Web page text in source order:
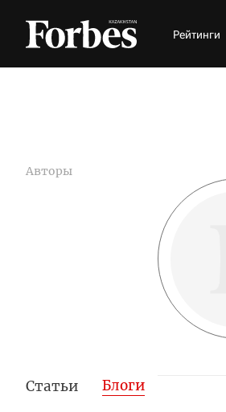
Рейтинги
Авторы
Статьи Блоги